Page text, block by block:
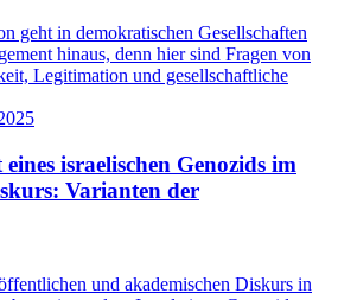
geht in demokratischen Gesellschaften
hinaus, denn hier sind Fragen von
Legitimation und gesellschaftliche
israelischen Genozids im
Varianten der
und akademischen Diskurs in